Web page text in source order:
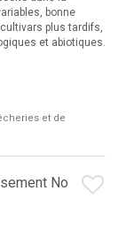
bonne
plus tardifs,
et abiotiques.
et de
No